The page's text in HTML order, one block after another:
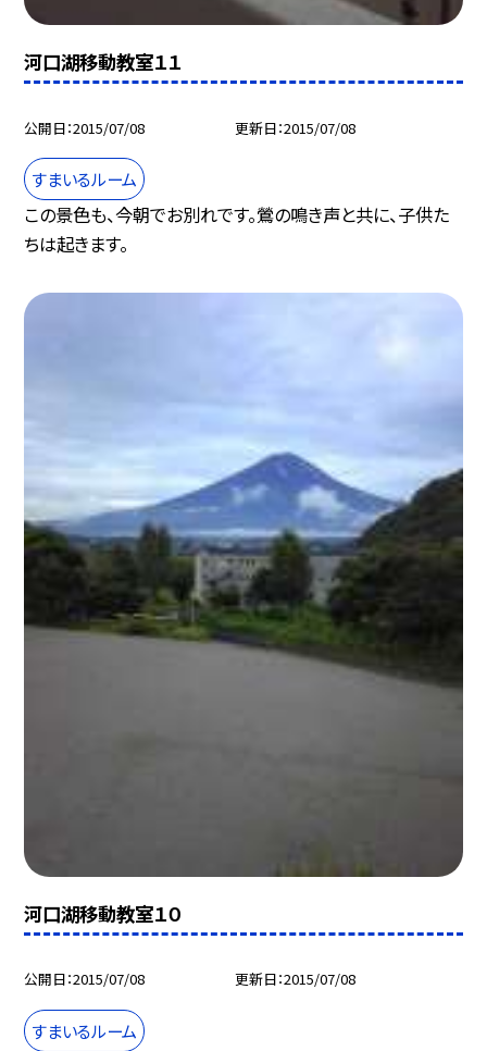
河口湖移動教室１１
公開日 2015/07/08 更新日 2015/07/08
すまいるルーム
この景色も、今朝でお別れです。鶯の鳴き声と共に、子供た
ちは起きます。
河口湖移動教室１０
公開日 2015/07/08 更新日 2015/07/08
すまいるルーム